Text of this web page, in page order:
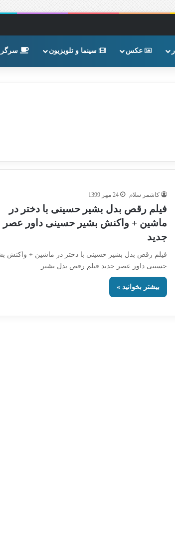
عکس سینما و تلویزیون
کاشمر سلام 24 مهر 1399
فیلم رقص بدل بشیر حسینی با دختر در
ماشین + واکنش بشیر حسینی داور عصر
جدید
فیلم رقص بدل بشیر حسینی با دختر در ماشین + واکنش
حسینی داور عصر جدید فیلم رقص بدل بشیر…
بیشتر بخوانید »